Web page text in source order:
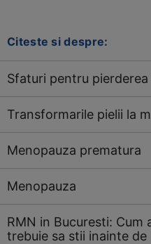
Citeste si despre:
Sfaturi pentru
Transformarile pielii la
Menopauza prematura
Menopauza
RMN in Bucuresti:
trebuie sa stii inainte de